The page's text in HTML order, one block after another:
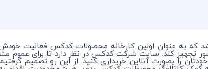
که به عنوان اولین کارخانه محصولات کدکس فعالیت
تجهیز کند. سایت شرکت کدکس در نظر دارد تا برای
را بصورت آنلاین خریداری کنید. از این رو تصمیم